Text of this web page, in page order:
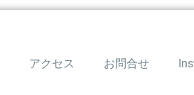
アクセス お問合せ